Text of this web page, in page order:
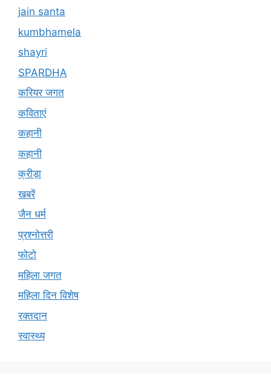
jain santa
kumbhamela
shayri
SPARDHA
करियर जगत
कविताएं
कहानी
कहानी
क्रीड़ा
खबरें
जैन धर्म
प्रश्नोत्तरी
फोटो
महिला जगत
महिला दिन विशेष
रक्तदान
स्वास्थ्य